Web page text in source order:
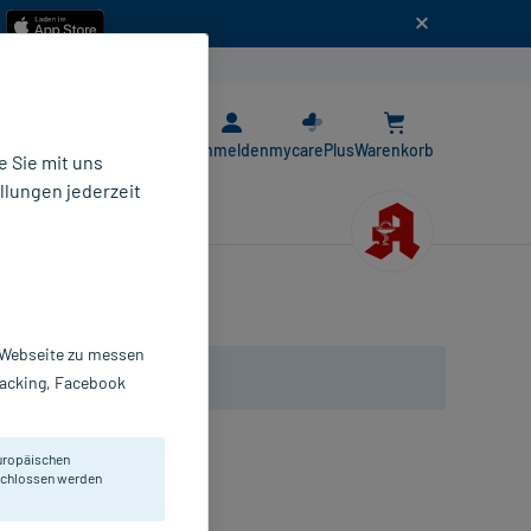
AnmeldenmycarePlusWarenkorb
Sie mit uns
jederzeit
zu messen
Facebook
werden